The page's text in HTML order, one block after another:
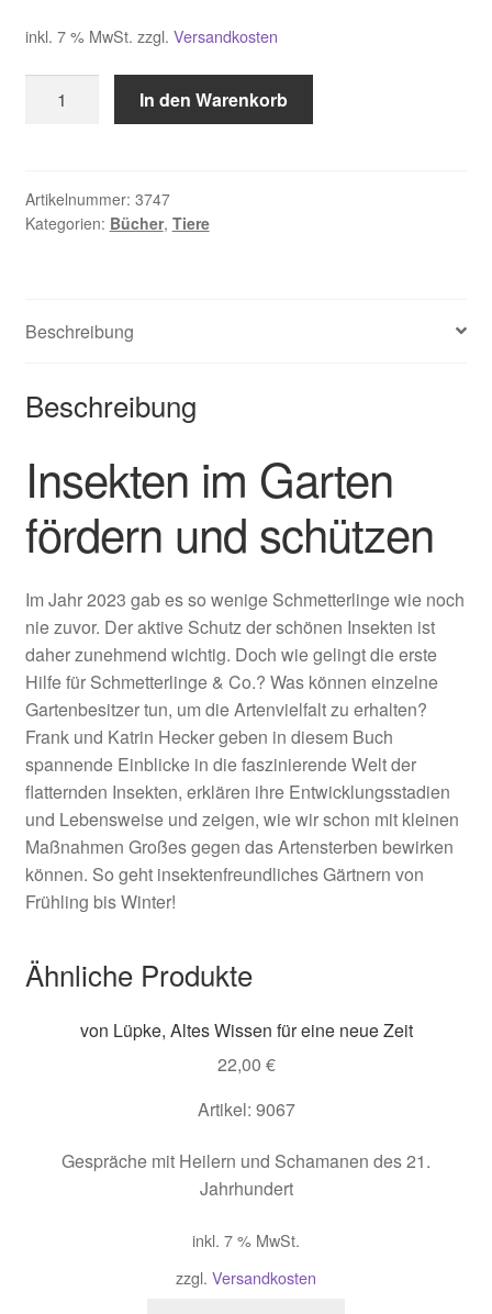
inkl. 7 % MwSt. zzgl. Versandkosten
muss
Raupen
In den Warenkorb
Artikelnummer: 3747
Kategorien: Bücher, Tiere
Beschreibung
Beschreibung
Insekten im Garten
fördern und schützen
Im Jahr 2023 gab es so wenige Schmetterlinge wie noch
nie zuvor. Der aktive Schutz der schönen Insekten ist
daher zunehmend wichtig. Doch wie gelingt die erste
Hilfe für Schmetterlinge & Co.? Was können einzelne
Gartenbesitzer tun, um die Artenvielfalt zu erhalten?
Frank und Katrin Hecker geben in diesem Buch
spannende Einblicke in die faszinierende Welt der
flatternden Insekten, erklären ihre Entwicklungsstadien
und Lebensweise und zeigen, wie wir schon mit kleinen
Maßnahmen Großes gegen das Artensterben bewirken
können. So geht insektenfreundliches Gärtnern von
Frühling bis Winter!
Ähnliche Produkte
von Lüpke, Altes Wissen für eine neue Zeit
22,00 €
Artikel: 9067
Gespräche mit Heilern und Schamanen des 21.
Jahrhundert
inkl. 7 % MwSt.
zzgl. Versandkosten